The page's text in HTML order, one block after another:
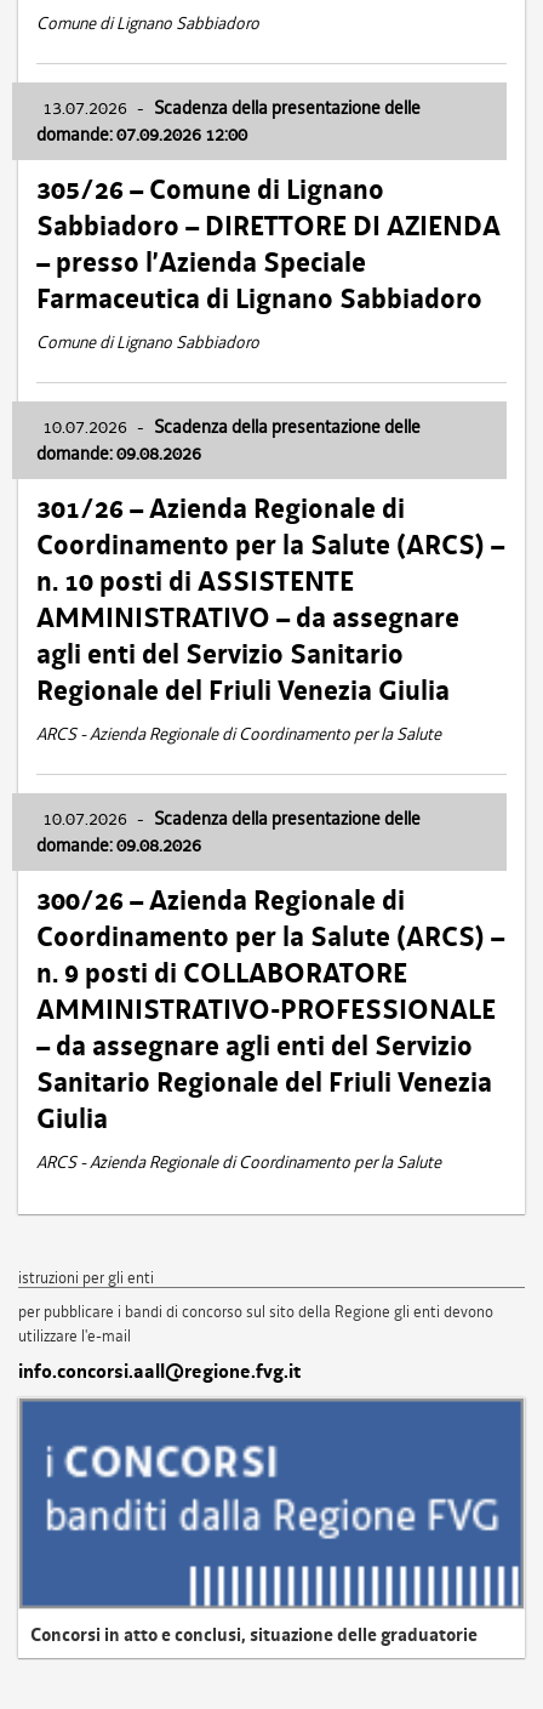
Comune di Lignano Sabbiadoro
13.07.2026 - Scadenza della presentazione delle
domande: 07.09.2026 12:00
305/26 – Comune di Lignano
Sabbiadoro – DIRETTORE DI AZIENDA
– presso l’Azienda Speciale
Farmaceutica di Lignano Sabbiadoro
Comune di Lignano Sabbiadoro
10.07.2026 - Scadenza della presentazione delle
domande: 09.08.2026
301/26 – Azienda Regionale di
Coordinamento per la Salute (ARCS) –
n. 10 posti di ASSISTENTE
AMMINISTRATIVO – da assegnare
agli enti del Servizio Sanitario
Regionale del Friuli Venezia Giulia
ARCS - Azienda Regionale di Coordinamento per la Salute
10.07.2026 - Scadenza della presentazione delle
domande: 09.08.2026
300/26 – Azienda Regionale di
Coordinamento per la Salute (ARCS) –
n. 9 posti di COLLABORATORE
AMMINISTRATIVO-PROFESSIONALE
– da assegnare agli enti del Servizio
Sanitario Regionale del Friuli Venezia
Giulia
ARCS - Azienda Regionale di Coordinamento per la Salute
istruzioni per gli enti
per pubblicare i bandi di concorso sul sito della Regione gli enti devono
utilizzare l'e-mail
info.concorsi.aall@regione.fvg.it
Concorsi in atto e conclusi, situazione delle graduatorie